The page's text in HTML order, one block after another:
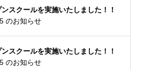
スクールを実施いたしました！！
のお知らせ
スクールを実施いたしました！！
のお知らせ